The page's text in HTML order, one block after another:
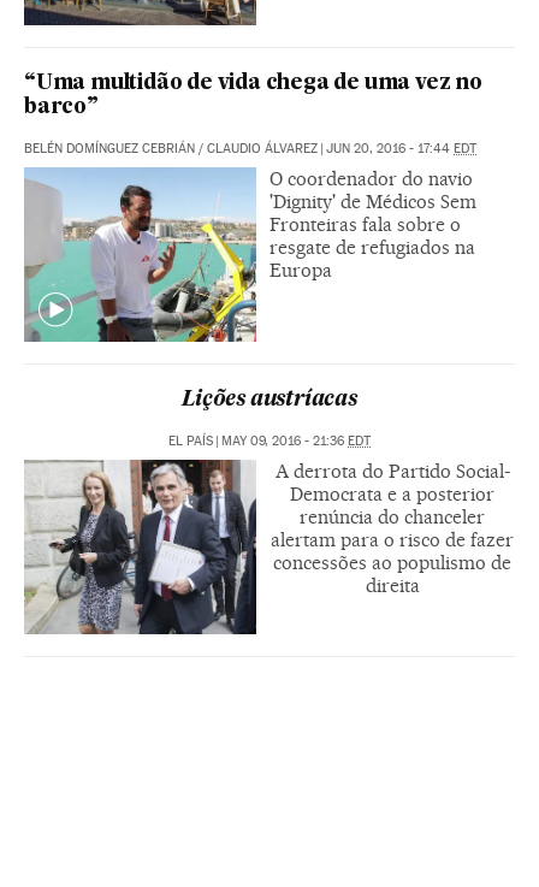
“Uma multidão de vida chega de uma vez no
barco”
BELÉN DOMÍNGUEZ CEBRIÁN / CLAUDIO ÁLVAREZ | JUN 20, 2016 - 17:44 EDT
O coordenador do navio
'Dignity' de Médicos Sem
Fronteiras fala sobre o
resgate de refugiados na
Europa
Lições austríacas
EL PAÍS | MAY 09, 2016 - 21:36 EDT
A derrota do Partido Social-
Democrata e a posterior
renúncia do chanceler
alertam para o risco de fazer
concessões ao populismo de
direita